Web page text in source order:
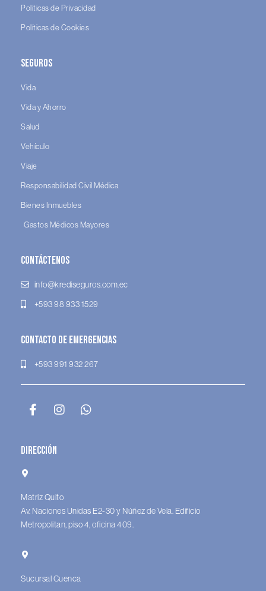
Políticas de Privacidad
Políticas de Cookies
Seguros
Vida
Vida y Ahorro
Salud
Vehículo
Viaje
Responsabilidad Civil Médica
Bienes Inmuebles
Gastos Médicos Mayores
Contáctenos
info@krediseguros.com.ec
+593 98 933 1529
Contacto de Emergencias
+593 991 932 267
Dirección
Matriz Quito
Av. Naciones Unidas E2-30 y Núñez de Vela. Edificio
Metropolitan, piso 4, oficina 409.
Sucursal Cuenca